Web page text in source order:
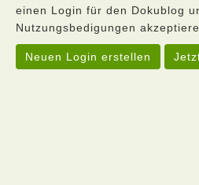
einen Login für den Dokublog
Nutzungsbedigungen
Neuen Login erstellen